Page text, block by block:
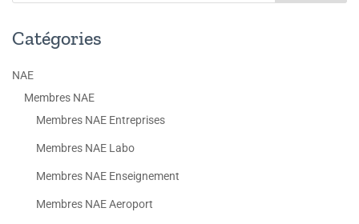
Catégories
NAE
Membres NAE
Membres NAE Entreprises
Membres NAE Labo
Membres NAE Enseignement
Membres NAE Aeroport